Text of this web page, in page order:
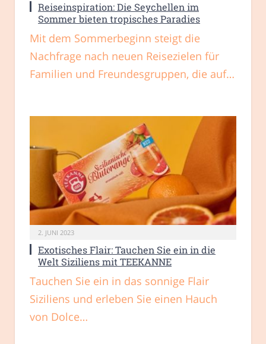
Reiseinspiration: Die Seychellen im
Sommer bieten tropisches Paradies
Mit dem Sommerbeginn steigt die
Nachfrage nach neuen Reisezielen für
Familien und Freundesgruppen, die auf…
2. JUNI 2023
Exotisches Flair: Tauchen Sie ein in die
Welt Siziliens mit TEEKANNE
Tauchen Sie ein in das sonnige Flair
Siziliens und erleben Sie einen Hauch
von Dolce…